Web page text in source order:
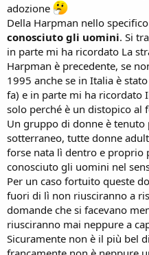
adozione
Della Harpman nello
conosciuto gli uomini. Si
in parte mi ha ricordato La
Harpman è precedente, se
1995 anche se in Italia è
fa) e in parte mi ha ricordato
solo perché è un distopico al
Un gruppo di donne è
sotterraneo, tutte donne
forse nata lì dentro e proprio
conosciuto gli uomini nel
Per un caso fortuito queste
fuori di lì non riusciranno a
domande che si facevano
riusciranno mai neppure a
Sicuramente non è il più bel